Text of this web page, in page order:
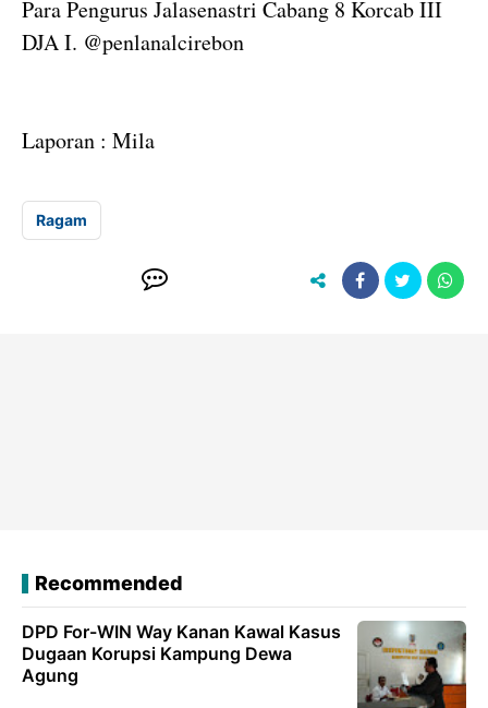
Para Pengurus Jalasenastri Cabang 8 Korcab III
DJA I. @penlanalcirebon
Laporan : Mila
Ragam
Recommended
DPD For-WIN Way Kanan Kawal Kasus
Dugaan Korupsi Kampung Dewa
Agung